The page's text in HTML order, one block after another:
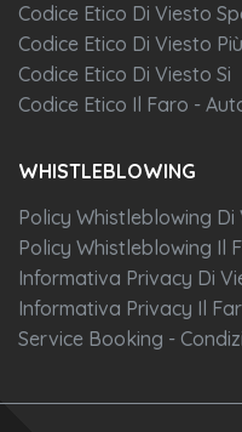
Codice Etico Di Viesto
Codice Etico Di Viesto Più
Codice Etico Di Viesto Si
Codice Etico Il Faro -
WHISTLEBLOWING
Policy Whistleblowing Di
Policy Whistleblowing Il
Informativa Privacy Di
Informativa Privacy Il
Service Booking -